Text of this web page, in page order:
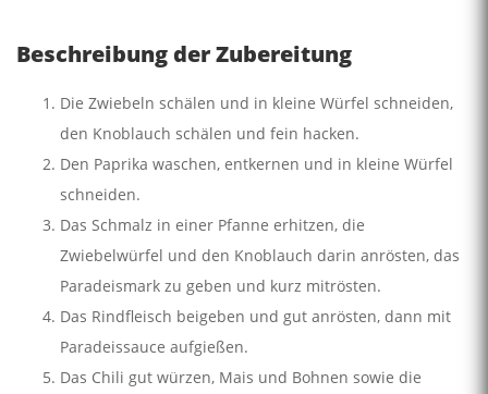
Beschreibung der Zubereitung
Die Zwiebeln schälen und in kleine Würfel schneiden,
den Knoblauch schälen und fein hacken.
Den Paprika waschen, entkernen und in kleine Würfel
schneiden.
Das Schmalz in einer Pfanne erhitzen, die
Zwiebelwürfel und den Knoblauch darin anrösten, das
Paradeismark zu­ geben und kurz mitrösten.
Das Rindfleisch beigeben und gut anrösten, dann mit
Paradeissauce aufgießen.
Das Chili gut würzen, Mais und Bohnen sowie die